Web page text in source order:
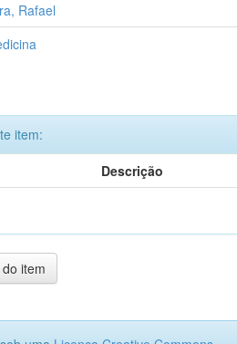
Rafael
item:
Descrição
item